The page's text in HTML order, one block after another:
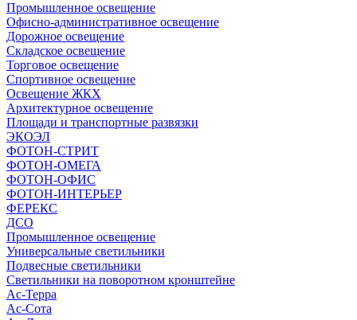
Промышленное освещение
Офисно-административное освещение
Дорожное освещение
Складское освещение
Торговое освещение
Спортивное освещение
Освещение ЖКХ
Архитектурное освещение
Площади и транспортные развязки
ЭКОЭЛ
ФОТОН-СТРИТ
ФОТОН-ОМЕГА
ФОТОН-ОФИС
ФОТОН-ИНТЕРЬЕР
ФЕРЕКС
ДСО
Промышленное освещение
Универсальные светильники
Подвесные светильники
Светильники на поворотном кронштейне
Ас-Терра
Ас-Сота